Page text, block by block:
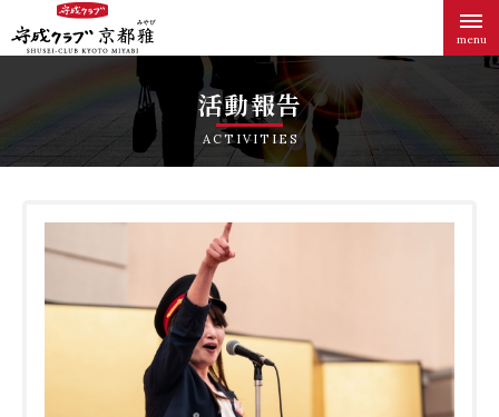
menu
活動報告
ACTIVITIES